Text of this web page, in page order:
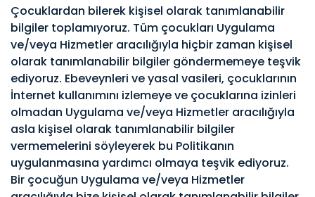
Çocuklardan bilerek kişisel olarak tanımlanabilir
bilgiler toplamıyoruz. Tüm çocukları Uygulama
ve/veya Hizmetler aracılığıyla hiçbir zaman kişisel
olarak tanımlanabilir bilgiler göndermemeye teşvik
ediyoruz. Ebeveynleri ve yasal vasileri, çocuklarının
İnternet kullanımını izlemeye ve çocuklarına izinleri
olmadan Uygulama ve/veya Hizmetler aracılığıyla
asla kişisel olarak tanımlanabilir bilgiler
vermemelerini söyleyerek bu Politikanın
uygulanmasına yardımcı olmaya teşvik ediyoruz.
Bir çocuğun Uygulama ve/veya Hizmetler